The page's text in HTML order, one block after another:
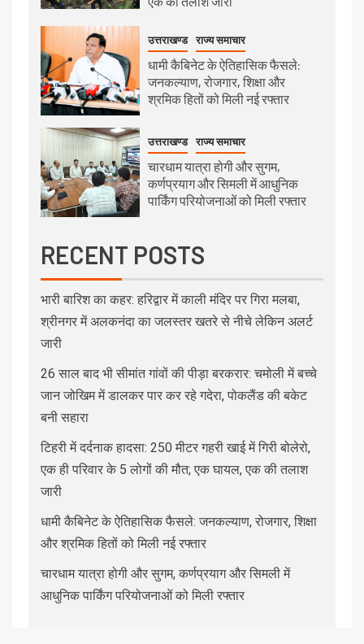
उत्तराखण्ड राज्य समाचार
धामी कैबिनेट के ऐतिहासिक फैसले:
जनकल्याण, रोजगार, शिक्षा और
श्रमिक हितों को मिली नई रफ्तार
उत्तराखण्ड राज्य समाचार
चारधाम यात्रा होगी और सुगम,
कर्णप्रयाग और सिमली में आधुनिक
पार्किंग परियोजनाओं को मिली रफ्तार
RECENT POSTS
भारी बारिश का कहर: हरिद्वार में काली मंदिर पर गिरा मलबा,
श्रीनगर में अलकनंदा का जलस्तर खतरे से नीचे लेकिन अलर्ट
जारी
26 साल बाद भी सीमांत गांवों की पीड़ा बरकरार: चमोली में बच्चे
जान जोखिम में डालकर पार कर रहे गदेरा, पोकलैंड की बकेट
बनी सहारा
टिहरी में दर्दनाक हादसा: 250 मीटर गहरी खाई में गिरी बोलेरो,
एक ही परिवार के 5 लोगों की मौत; एक घायल, एक की तलाश
जारी
धामी कैबिनेट के ऐतिहासिक फैसले: जनकल्याण, रोजगार, शिक्षा
और श्रमिक हितों को मिली नई रफ्तार
चारधाम यात्रा होगी और सुगम, कर्णप्रयाग और सिमली में
आधुनिक पार्किंग परियोजनाओं को मिली रफ्तार